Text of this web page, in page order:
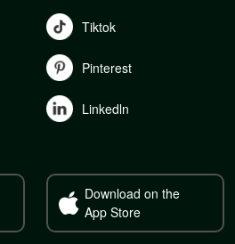
Tiktok
Pinterest
Linkedln
Download on the
App Store